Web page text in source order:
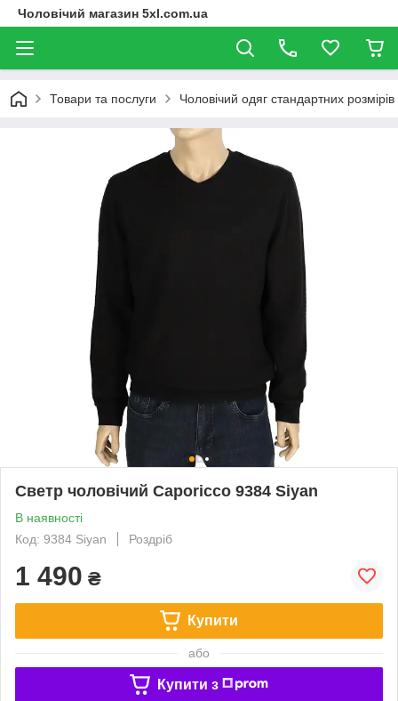
Чоловічий магазин 5xl.com.ua
Товари та послуги Чоловічий одяг стандартних розмірів
Светр чоловічий Caporicco 9384 Siyan
В наявності
Код: 9384 Siyan
Роздріб
1 490 ₴
Купити
або
Купити з